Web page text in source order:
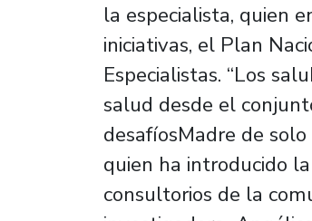
la especialista, quien
iniciativas, el Plan
Especialistas. “Los
salud desde el
desafíosMadre de
quien ha introducido
consultorios de la